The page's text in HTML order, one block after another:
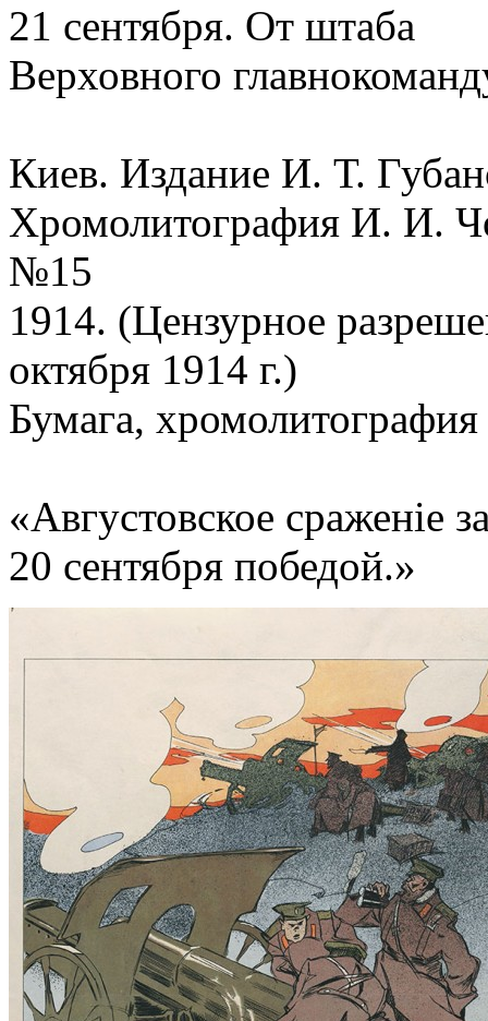
21 сентября. От штаба
Верховного
Киев. Издание И. Т.
Хромолитография И. И.
№15
1914. (Цензурное
октября 1914 г.)
Бумага, хромолитография
«Августовское сраженiе
20 сентября победой.»